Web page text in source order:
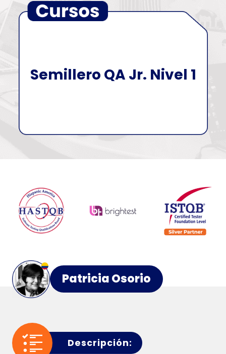
Semillero QA Jr. Nivel 1
Patricia Osorio
Descripción: